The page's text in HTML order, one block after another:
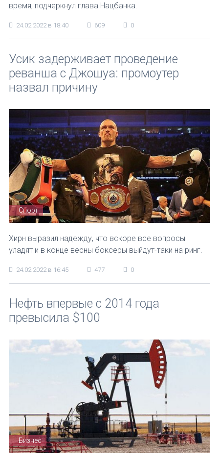
время, подчеркнул глава Нацбанка.
24.02.2022 в 18:40 609 0
Усик задерживает проведение
реванша с Джошуа: промоутер
назвал причину
Спорт
Хирн выразил надежду, что вскоре все вопросы
уладят и в конце весны боксеры выйдут-таки на ринг.
24.02.2022 в 16:45 477 0
Нефть впервые с 2014 года
превысила $100
Бизнес